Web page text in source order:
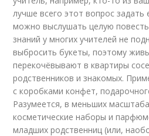
лучше всего этот вопрос задать
можно выслушать целую
знаний у многих учителей не
выбросить букеты, поэтому
перекочёвывают в квартиры
родственников и знакомых.
с коробками конфет,
Разумеется, в меньших
косметические наборы и
младших родственниц (или,